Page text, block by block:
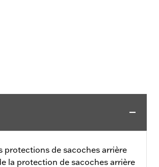
protections de sacoches arrière
la protection de sacoches arrière